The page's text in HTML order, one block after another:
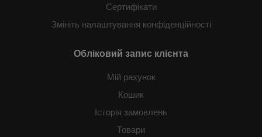
Сертифікати
Змініть налаштування конфіденційності
Обліковий запис клієнта
Мій рахунок
Кошик
Історія замовлень
Товари